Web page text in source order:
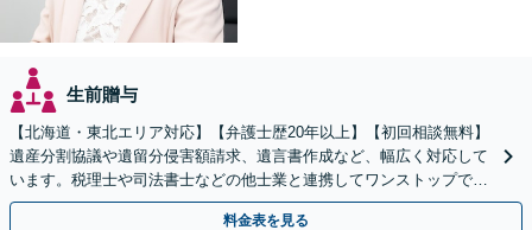
生前贈与
【北海道・東北エリア対応】【弁護士歴20年以上】【初回相談無料】
遺産分割協議や遺留分侵害額請求、遺言書作成など、幅広く対応して
います。税理士や司法書士などの他士業と連携してワンストップでの
解決が可能です。ぜひご相談ください。
料金表を見る